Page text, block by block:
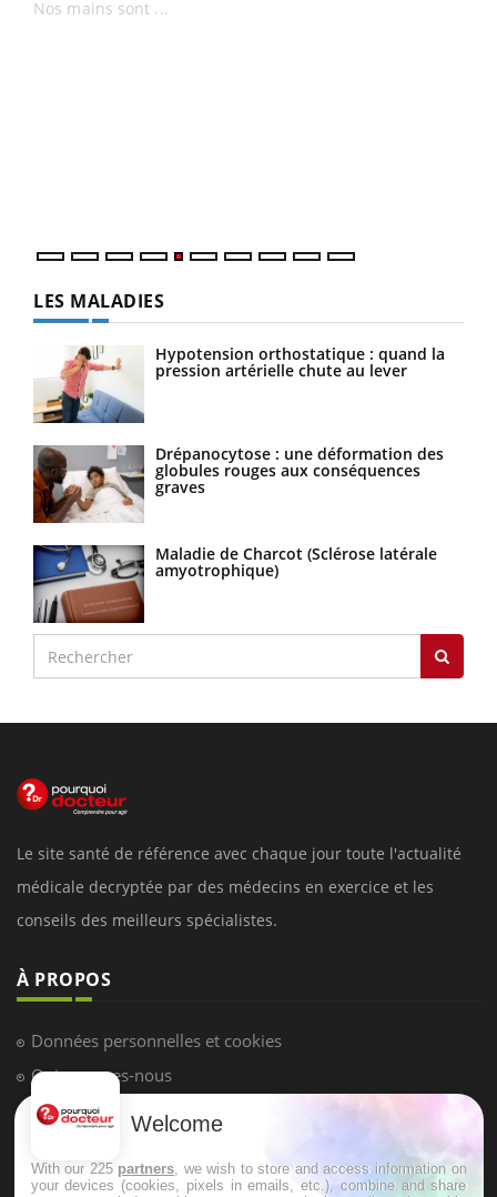
LES MALADIES
Hypotension orthostatique : quand la
pression artérielle chute au lever
Drépanocytose : une déformation des
globules rouges aux conséquences
graves
Maladie de Charcot (Sclérose latérale
amyotrophique)
Le site santé de référence avec chaque jour toute l'actualité
médicale decryptée par des médecins en exercice et les
conseils des meilleurs spécialistes.
À PROPOS
Données personnelles et cookies
Qui sommes-nous
Conditions d'utilisation
Mentions Légales
Welcome
With our 225 partners , we wish to store and access information on
your devices (cookies, pixels in emails, etc.), combine and share